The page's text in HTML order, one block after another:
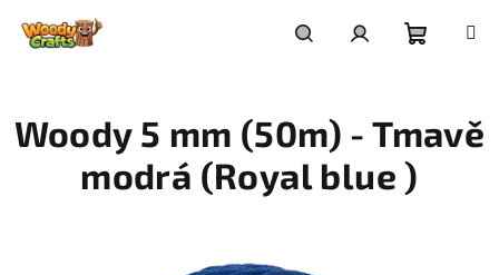
košík
Woody 5 mm (50m) - Tmavě
modrá (Royal blue )